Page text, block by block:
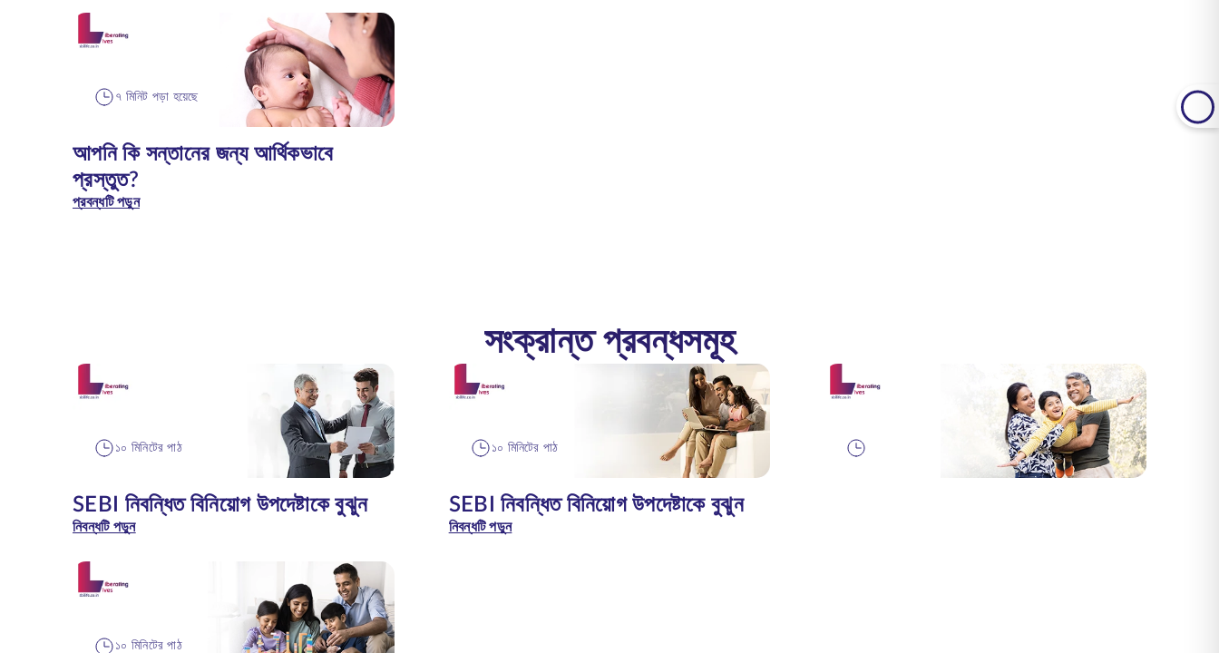
৭ মিনিট পড়া হয়েছে
আপনি কি সন্তানের জন্য আর্থিকভাবে
প্রস্তুত?
প্রবন্ধটি পড়ুন
সংক্রান্ত প্রবন্ধসমূহ
১০ মিনিটের পাঠ
SEBI নিবন্ধিত বিনিয়োগ উপদেষ্টাকে বুঝুন
নিবন্ধটি পড়ুন
১০ মিনিটের পাঠ
SEBI নিবন্ধিত বিনিয়োগ উপদেষ্টাকে বুঝুন
নিবন্ধটি পড়ুন
১০ মিনিটের পাঠ